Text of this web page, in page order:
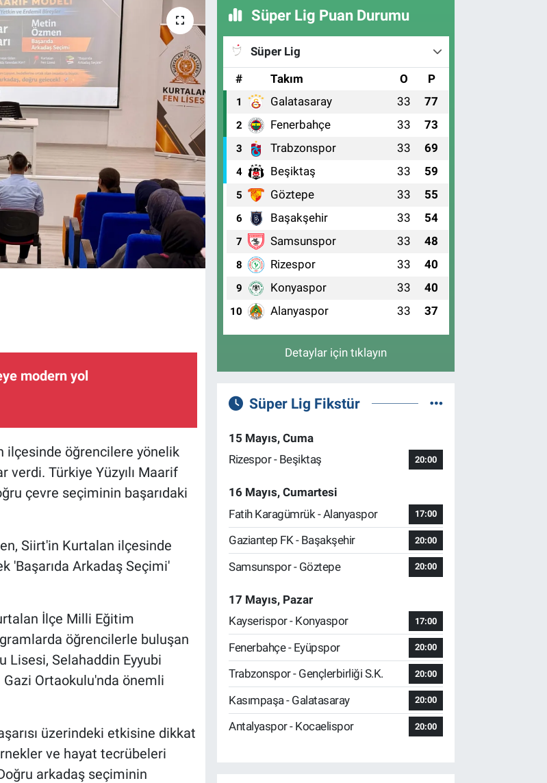
modern yol
ilçesinde öğrencilere yönelik
verdi. Türkiye Yüzyılı Maarif
çevre seçiminin başarıdaki
Siirt'in Kurtalan ilçesinde
'Başarıda Arkadaş Seçimi'
İlçe Milli Eğitim
öğrencilerle buluşan
Lisesi, Selahaddin Eyyubi
Ortaokulu'nda önemli
üzerindeki etkisine dikkat
ve hayat tecrübeleri
arkadaş seçiminin
Süper Lig Puan Durumu
Süper Lig
#
Takım O P
1 Galatasaray 33 77
2 Fenerbahçe 33 73
3 Trabzonspor 33 69
4 Beşiktaş 33 59
5 Göztepe 33 55
6 Başakşehir 33 54
7 Samsunspor 33 48
8 Rizespor 33 40
9 Konyaspor 33 40
10 Alanyaspor 33 37
Detaylar için tıklayın
Süper Lig Fikstür
15 Mayıs, Cuma
Rizespor - Beşiktaş
20:00
16 Mayıs, Cumartesi
Fatih Karagümrük - Alanyaspor
17:00
Gaziantep FK - Başakşehir 20:00
Samsunspor - Göztepe 20:00
17 Mayıs, Pazar
Kayserispor - Konyaspor
17:00
Fenerbahçe - Eyüpspor 20:00
Trabzonspor - Gençlerbirliği S.K. 20:00
Kasımpaşa - Galatasaray 20:00
Antalyaspor - Kocaelispor 20:00